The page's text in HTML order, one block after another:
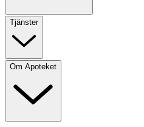
Tjänster
Om Apoteket